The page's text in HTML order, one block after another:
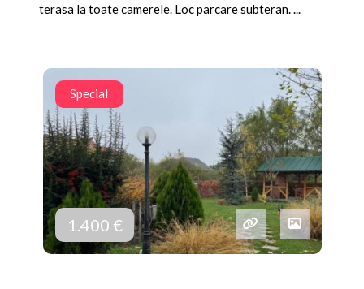
terasa la toate camerele. Loc parcare subteran. ...
Special
1.400 €